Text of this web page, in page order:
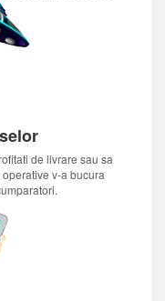
de livrare sau sa
v-a bucura